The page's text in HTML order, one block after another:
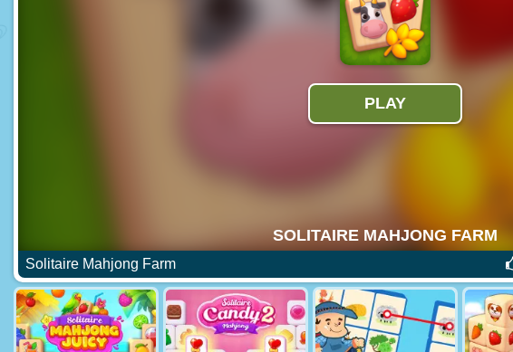
Solitaire Mahjong Farm